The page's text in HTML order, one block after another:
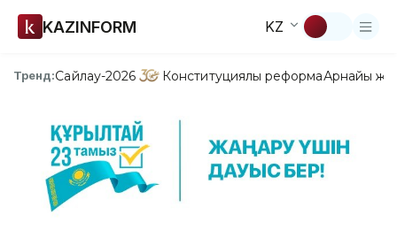
KAZINFORM KZ
Тренд:Сайлау-2026 Конституциялық реформаАрнайы